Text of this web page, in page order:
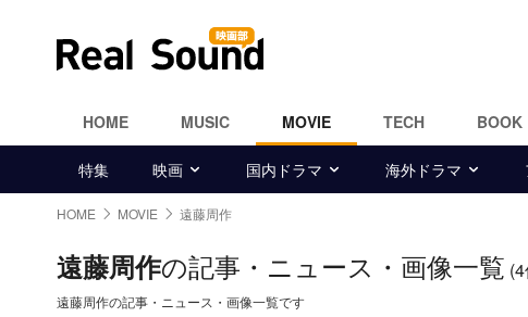
HOME MUSIC MOVIE TECH BOOK
特集 映画 国内ドラマ 海外ドラマ
HOME MOVIE 遠藤周作
遠藤周作の記事・ニュース・画像一覧
遠藤周作の記事・ニュース・画像一覧です